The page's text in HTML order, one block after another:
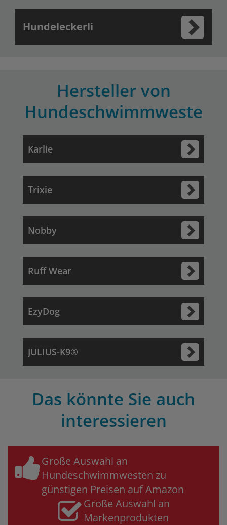
Hundeleckerli
Hersteller von
Hundeschwimmweste
Karlie
Trixie
Nobby
Ruff Wear
EzyDog
JULIUS-K9®
Das könnte Sie auch
interessieren
Große Auswahl an
Hundeschwimmwesten zu
günstigen Preisen auf Amazon
Große Auswahl an
Markenprodukten